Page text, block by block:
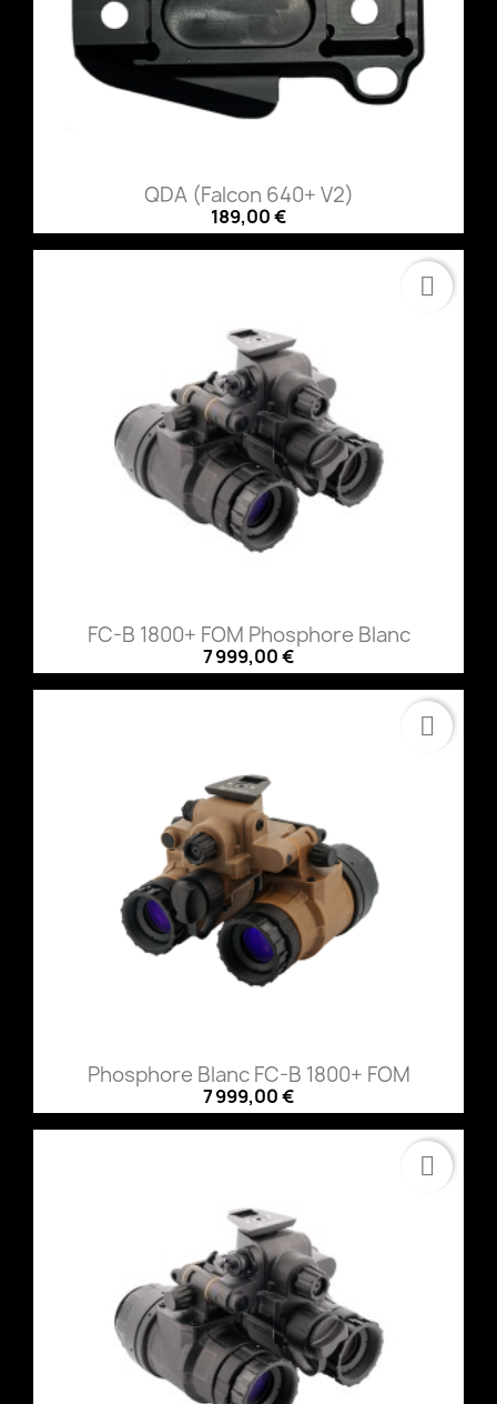
QDA (Falcon 640+ V2)
189,00 €
FC-B 1800+ FOM Phosphore Blanc
7 999,00 €
Phosphore Blanc FC-B 1800+ FOM
7 999,00 €